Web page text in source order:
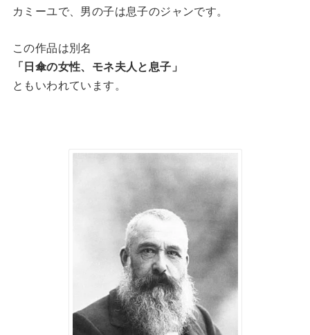
カミーユで、男の子は息子のジャンです。
この作品は別名
「日傘の女性、モネ夫人と息子」
ともいわれています。